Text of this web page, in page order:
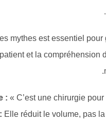
ces mythes est essentiel
patient et la
:« C’est une chirurgie
: Elle réduit le volume,